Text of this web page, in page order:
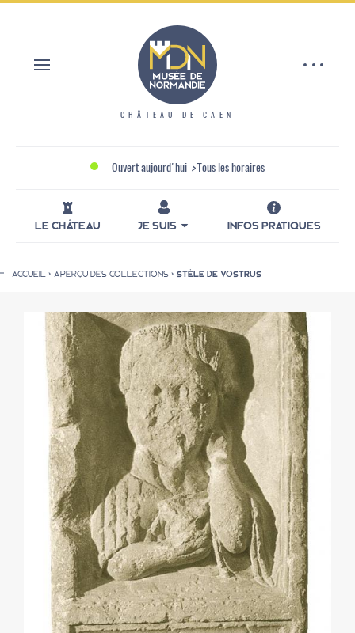
Aller
CHÂTEAU DE CAEN
Ouvert aujourd'hui > Tous les horaires
LE CHÂTEAU JE SUIS INFOS PRATIQUES
d'Ariane
ACCUEIL APERÇU DES COLLECTIONS STÈLE DE VOSTRUS
Panneau de gestion des cookies